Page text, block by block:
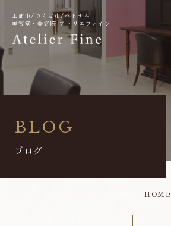
土浦市/つくば市/ベトナム
美容室・美容院 アトリエファイン
BLOG
ブログ
HOME